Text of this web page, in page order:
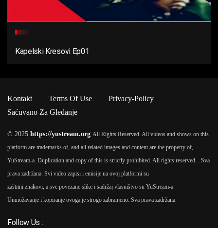
Kapelski Kresovi Ep01
Kontakt Terms Of Use
Privacy-Policy
Saćuvano Za Gledanje
© 2025 https://yustream.org All Rights Reserved. All videos and shows on this
platform are trademarks of, and all related images and content are the property of,
YuStream-a. Duplication and copy of this is strictly prohibited. All rights reserved…Sva
prava zadržana. Svi video zapisi i emisije na ovoj platformi su
zaštitni znakovi, a sve povezane slike i sadržaj vlasništvo su YuStream-a.
Umnožavanje i kopiranje ovoga je strogo zabranjeno. Sva prava zadržana.
Follow Us :